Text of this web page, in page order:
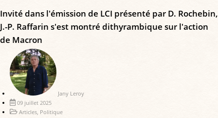
Invité dans l'émission de LCI présenté par D. Rochebin,
J.-P. Raffarin s'est montré dithyrambique sur l'action
de Macron
Jany Leroy
09 juillet 2025
Articles, Politique